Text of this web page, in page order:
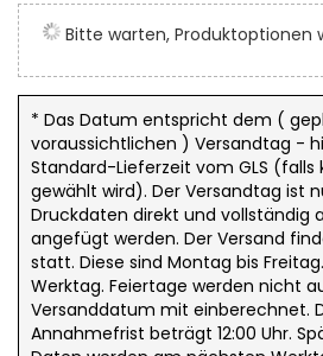
der
Bildergalerie
springen
Bitte warten, Produktoptionen
* Das Datum entspricht dem (
voraussichtlichen ) Versandtag -
Standard-Lieferzeit vom GLS (falls
gewählt wird). Der Versandtag ist
Druckdaten direkt und vollständig
angefügt werden. Der Versand
statt. Diese sind Montag bis
Werktag. Feiertage werden nicht
Versanddatum mit einberechnet.
Annahmefrist beträgt 12:00 Uhr.